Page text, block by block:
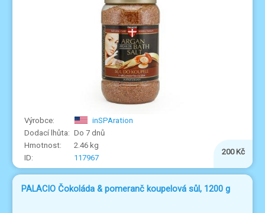
inSPAration
Do 7 dnů
2.46 kg
117967
200 Kč
PALACIO Čokoláda & pomeranč koupelová sůl, 1200 g